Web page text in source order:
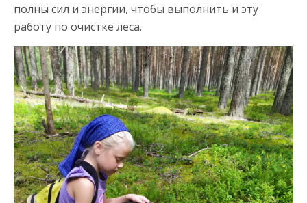
полны сил и энергии, чтобы выполнить и эту
работу по очистке леса.